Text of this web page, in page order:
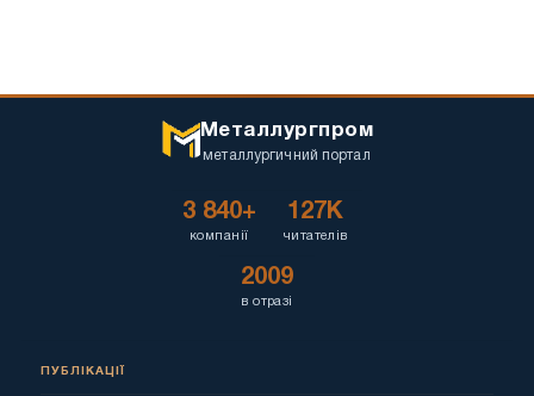
Металлургпром
металлургичний портал
3 840+
компанії
127K
читателів
2009
в отразі
ПУБЛІКАЦІЇ